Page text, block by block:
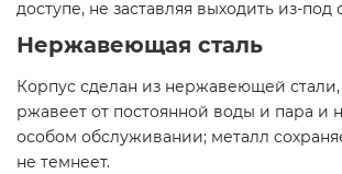
доступе, не заставляя выходить из-под
Нержавеющая сталь
Корпус сделан из нержавеющей стали,
ржавеет от постоянной воды и пара и
особом обслуживании; металл
не темнеет.